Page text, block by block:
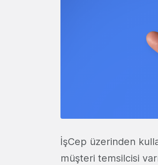
İşCep üzerinden
müşteri temsilcisi